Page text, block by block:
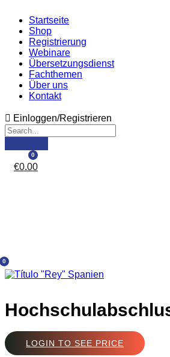
Startseite
Shop
Registrierung
Webinare
Übersetzungsdienst
Fachthemen
Über uns
Kontakt
Einloggen/Registrieren
0
€0.00
0
LOGIN TO SEE PRICE